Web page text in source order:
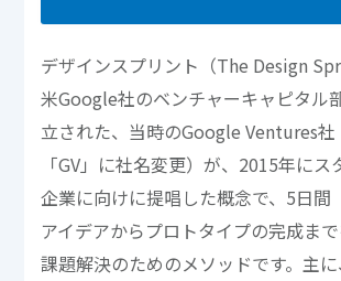
デザインスプリント（The Design
米Google社のベンチャーキャピタル
立された、当時のGoogle Ventures社
「GV」に社名変更）が、2015年に
企業に向けに提唱した概念で、5日間
アイデアからプロトタイプの完成まで
課題解決のためのメソッドです。主